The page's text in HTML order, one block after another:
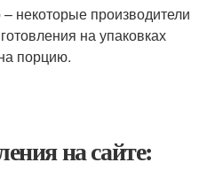
некоторые производители
на упаковках
порцию.
на сайте: